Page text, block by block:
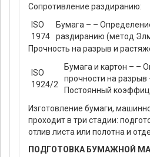
Сопротивление раздиранию:
ISO
1974
Бумага – –
раздиранию (метод
Прочность на разрыв и
ISO
1924/2
Бумага и картон – –
прочности на разрыв
Постоянный
Изготовление бумаги,
проходит в три стадии:
отлив листа или полотна и
ПОДГОТОВКА БУМАЖНОЙ